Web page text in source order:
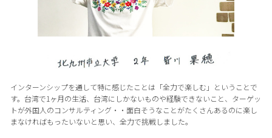
インターンシップを通して特に感じたことは「全力で楽しむ」ということで
す。台湾で1ヶ月の生活、台湾にしかないものや経験できないこと、ターゲッ
トが外国人のコンサルティング・・面白そうなことがたくさんあるのに楽し
まなければもったいないと思い、全力で挑戦しました。